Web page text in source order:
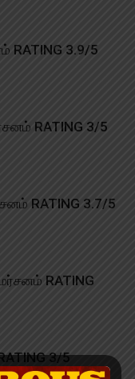
RATING 3.9/5
RATING 3/5
RATING 3.7/5
RATING
3/5